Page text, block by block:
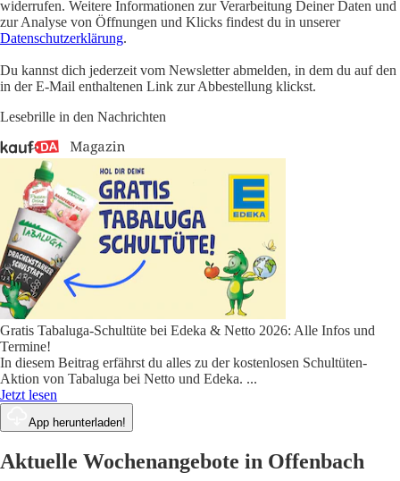
widerrufen. Weitere Informationen zur Verarbeitung Deiner Daten und
zur Analyse von Öffnungen und Klicks findest du in unserer
Datenschutzerklärung.
Du kannst dich jederzeit vom Newsletter abmelden, in dem du auf den
in der E-Mail enthaltenen Link zur Abbestellung klickst.
Lesebrille in den Nachrichten
Gratis Tabaluga-Schultüte bei Edeka & Netto 2026: Alle Infos und
Termine!
In diesem Beitrag erfährst du alles zu der kostenlosen Schultüten-
Aktion von Tabaluga bei Netto und Edeka. ...
Jetzt lesen
App herunterladen!
Aktuelle Wochenangebote in Offenbach